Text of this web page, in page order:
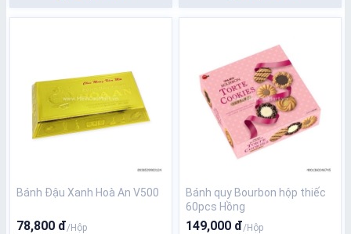
Bánh Đậu Xanh Hoà An V500
78,800 đ/Hộp
Bánh quy Bourbon hộp thiếc
60pcs Hồng
149,000 đ/Hộp